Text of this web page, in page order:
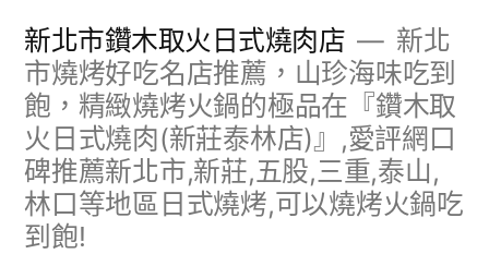
新北市鑽木取火日式燒肉店
新北
市燒烤好吃名店推薦，山珍海味吃到
飽，精緻燒烤火鍋的極品在『鑽木取
火日式燒肉(新莊泰林店)』,愛評網口
碑推薦新北市,新莊,五股,三重,泰山,
林口等地區日式燒烤,可以燒烤火鍋吃
到飽!